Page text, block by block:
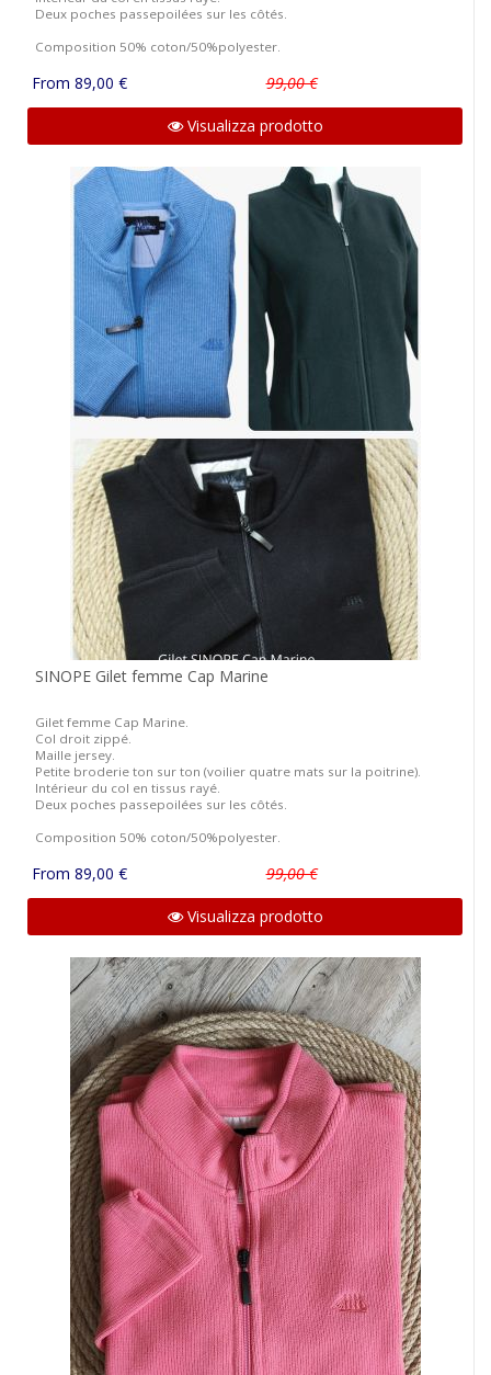
Deux poches passepoilées sur les côtés.
Composition 50% coton/50%polyester.
From 89,00 € 99,00 €
Visualizza prodotto
SINOPE Gilet femme Cap Marine
Gilet femme Cap Marine.
Col droit zippé.
Maille jersey.
Petite broderie ton sur ton (voilier quatre mats sur la poitrine).
Intérieur du col en tissus rayé.
Deux poches passepoilées sur les côtés.
Composition 50% coton/50%polyester.
From 89,00 € 99,00 €
Visualizza prodotto